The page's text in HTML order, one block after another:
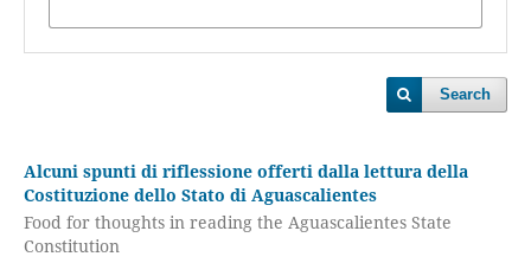
Search
Alcuni spunti di riflessione offerti dalla lettura della
Costituzione dello Stato di Aguascalientes
Food for thoughts in reading the Aguascalientes State
Constitution